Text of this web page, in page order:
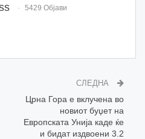
5429 Објави
СЛЕДНА
Црна Гора е вклучена во
новиот буџет на
Европската Унија каде ќе
и бидат издвоени 3.2